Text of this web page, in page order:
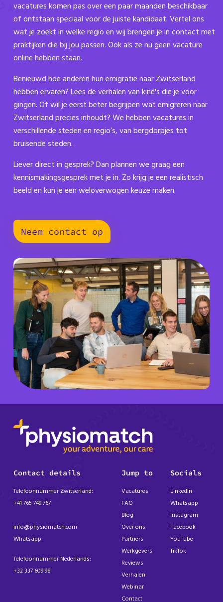
vacatures komen pas over een paar maanden beschikbaar
of ontstaan speciaal voor de juiste kandidaat. Vertel ons
wat je zoekt in welke regio en wij brengen je in contact met
praktijken die bij jou passen. Ook als ze nu geen vacature
online hebben staan.
Benieuwd hoe anderen hun emigratie naar Zwitserland
hebben ervaren? Lees de verhalen van kiné's die je voor
gingen. Of wil je eerst beter begrijpen wat emigreren naar
Zwitserland precies inhoudt? We hebben vacatures in
verschillende steden en regio’s, van bergdorpjes tot
bruisende steden.
Liever direct in gesprek? Dan plannen we graag een
kennismakingsgesprek met je in. Zo krijg je een realistisch
beeld en kun je een weloverwogen keuze maken.
Neem contact op
Contact details
Telefoonnummer Zwitserland:
+41 765 749 767
info@physiomatch.com
Whatsapp
Telefoonnummer Nederlands:
+32 337 609 98
Jump to
Vacatures
FAQ
Blog
Over ons
Partners
Werkgevers
Reviews
Verhalen
Webinar
Contact
Socials
LinkedIn
Whatsapp
Instagram
Facebook
YouTube
TikTok